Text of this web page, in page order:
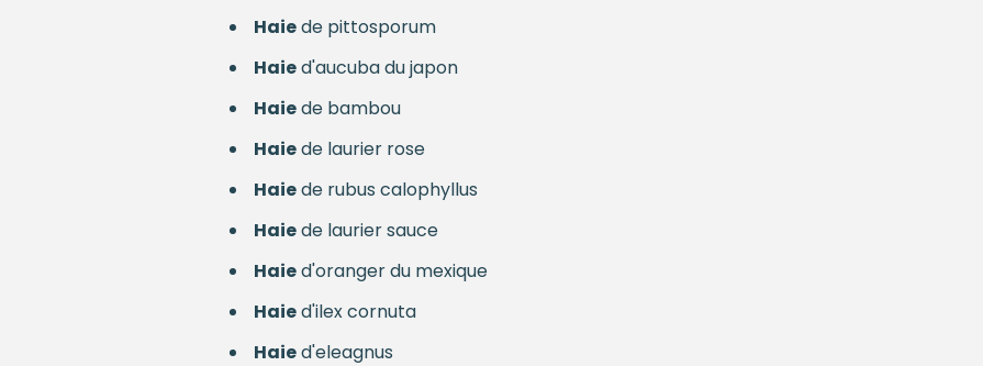
Haiede pittosporum
Haied'aucuba du japon
Haiede bambou
Haiede laurier rose
Haiede rubus calophyllus
Haiede laurier sauce
Haied'oranger du mexique
Haied'ilex cornuta
Haied'eleagnus